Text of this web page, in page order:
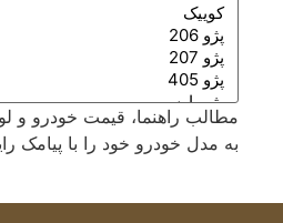
مطالب راهنما، قیمت خودرو و
به مدل خودرو خود را با پیامک